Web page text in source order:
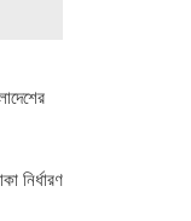
নির্ধারণ